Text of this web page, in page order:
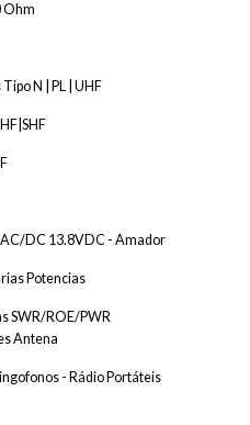
Ohm
N | PL | UHF
DC 13.8VDC - Amador
Potencias
SWR/ROE/PWR
Antena
- Rádio Portáteis